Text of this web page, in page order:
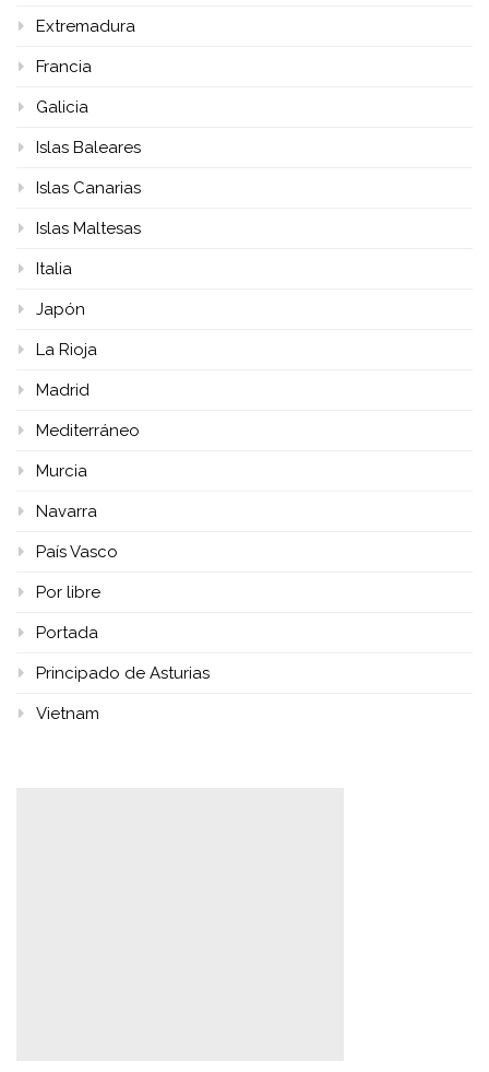
Extremadura
Francia
Galicia
Islas Baleares
Islas Canarias
Islas Maltesas
Italia
Japón
La Rioja
Madrid
Mediterráneo
Murcia
Navarra
País Vasco
Por libre
Portada
Principado de Asturias
Vietnam